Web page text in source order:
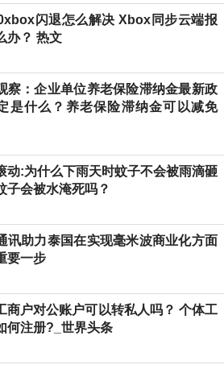
闪退怎么解决 Xbox同步云端报
办？ 热文
察：企业单位养老保险滞纳金最新政
是什么？养老保险滞纳金可以减免
动:为什么下雨天时蚊子不会被雨滴砸
子会被水淹死吗？
讯助力泰国在实现毫米波商业化方面
要一步
商户对公账户可以转私人吗？ 个体工
何注册?_世界头条